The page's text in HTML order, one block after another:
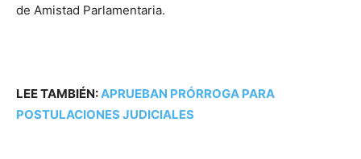
de Amistad Parlamentaria.
LEE TAMBIÉN:APRUEBAN PRÓRROGA PARA
POSTULACIONES JUDICIALES